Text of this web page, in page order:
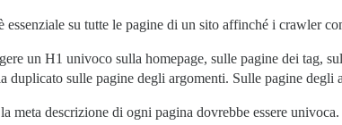
essenziale su tutte le pagine di un sito affinché i crawler
un H1 univoco sulla homepage, sulle pagine dei tag,
duplicato sulle pagine degli argomenti. Sulle pagine
meta descrizione di ogni pagina dovrebbe essere